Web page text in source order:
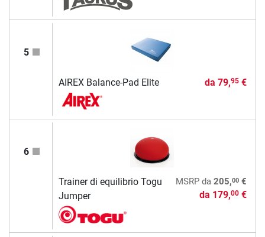
5
AIREX Balance-Pad Elite da 79,95€
6
Trainer di equilibrio Togu
Jumper
MSRPda 205,00€
da 179,00€